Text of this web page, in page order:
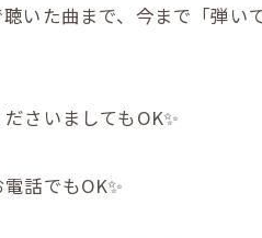
いた曲まで、今まで「弾
さいましてもOK✨
話でもOK✨